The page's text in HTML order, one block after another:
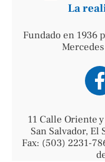
La
Fundado en 1936
11 Calle Oriente
San Salvador, El
Fax: (503) 2231-